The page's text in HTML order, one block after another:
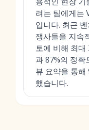
려는 팀에게는
입니다. 최근
쟁사들을 지속
토에 비해 최대
과 87%의 정확
뷰 요약을 통해
했습니다.